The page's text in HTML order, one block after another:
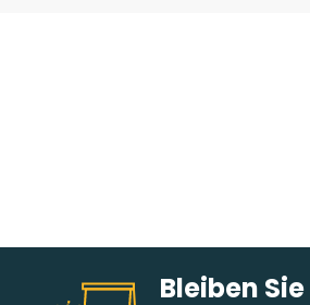
Bleiben